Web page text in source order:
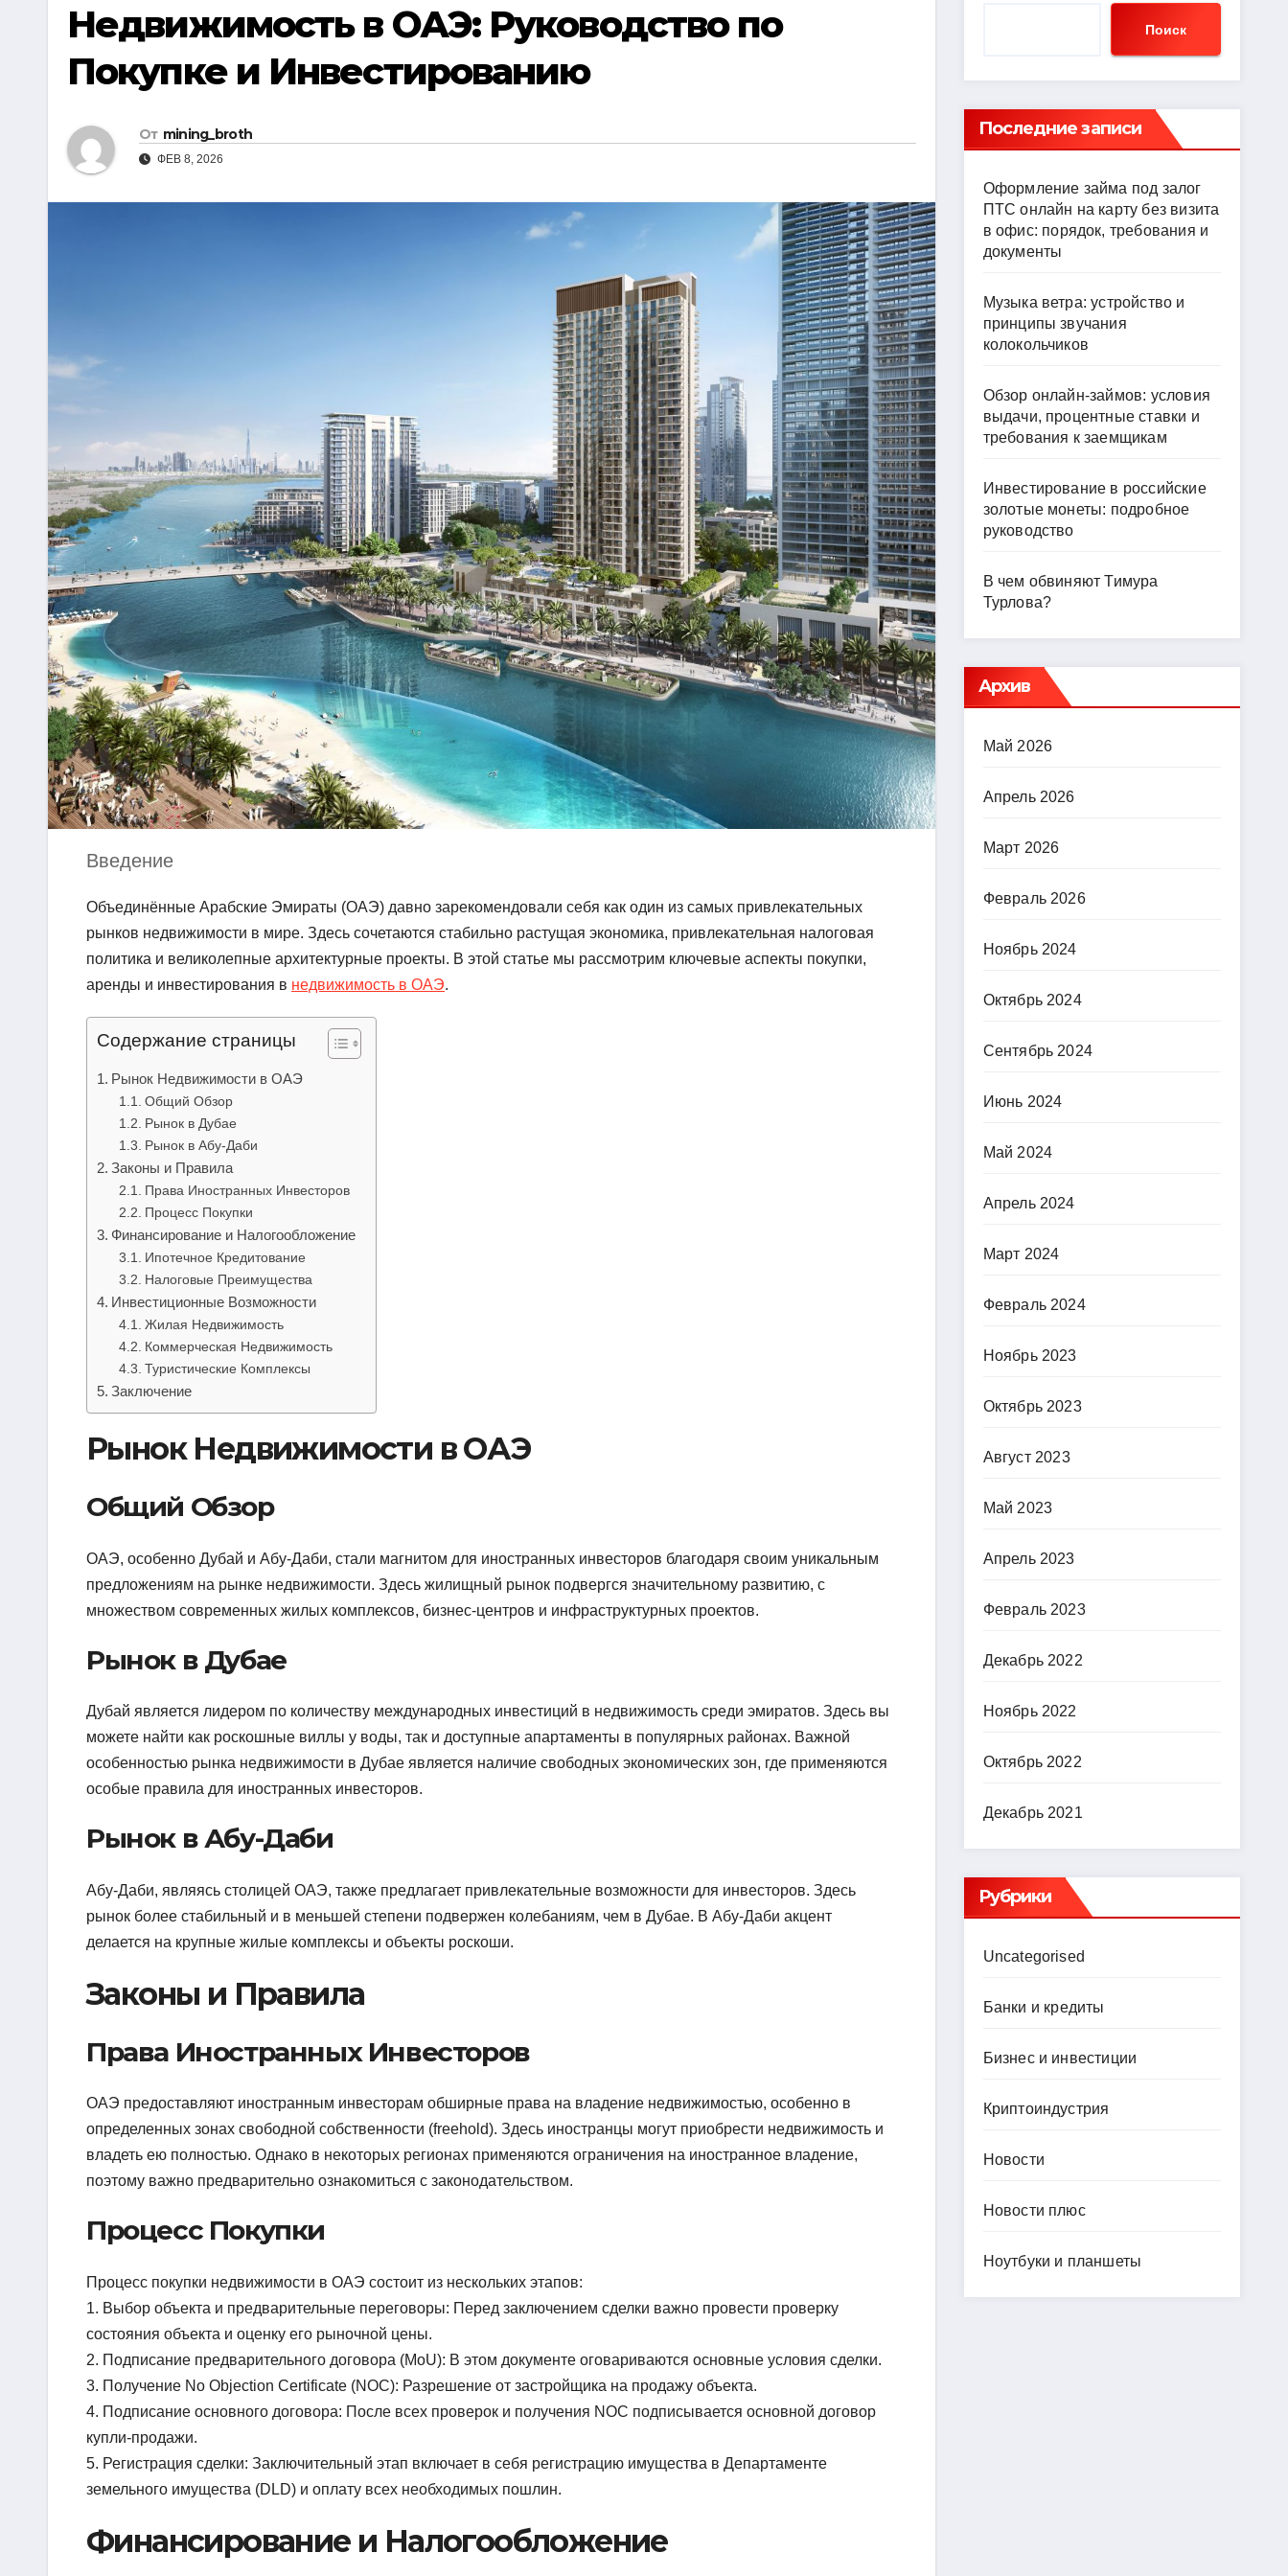
Недвижимость в ОАЭ: Руководство по
Покупке и Инвестированию
От mining_broth
ФЕВ 8, 2026
Введение
Объединённые Арабские Эмираты (ОАЭ) давно зарекомендовали себя как один из самых привлекательных
рынков недвижимости в мире. Здесь сочетаются стабильно растущая экономика, привлекательная налоговая
политика и великолепные архитектурные проекты. В этой статье мы рассмотрим ключевые аспекты покупки,
аренды и инвестирования в недвижимость в ОАЭ.
Содержание страницы
Рынок Недвижимости в ОАЭ
Общий Обзор
Рынок в Дубае
Рынок в Абу-Даби
Законы и Правила
Права Иностранных Инвесторов
Процесс Покупки
Финансирование и Налогообложение
Ипотечное Кредитование
Налоговые Преимущества
Инвестиционные Возможности
Жилая Недвижимость
Коммерческая Недвижимость
Туристические Комплексы
Заключение
Рынок Недвижимости в ОАЭ
Общий Обзор
ОАЭ, особенно Дубай и Абу-Даби, стали магнитом для иностранных инвесторов благодаря своим уникальным
предложениям на рынке недвижимости. Здесь жилищный рынок подвергся значительному развитию, с
множеством современных жилых комплексов, бизнес-центров и инфраструктурных проектов.
Рынок в Дубае
Дубай является лидером по количеству международных инвестиций в недвижимость среди эмиратов. Здесь вы
можете найти как роскошные виллы у воды, так и доступные апартаменты в популярных районах. Важной
особенностью рынка недвижимости в Дубае является наличие свободных экономических зон, где применяются
особые правила для иностранных инвесторов.
Рынок в Абу-Даби
Абу-Даби, являясь столицей ОАЭ, также предлагает привлекательные возможности для инвесторов. Здесь
рынок более стабильный и в меньшей степени подвержен колебаниям, чем в Дубае. В Абу-Даби акцент
делается на крупные жилые комплексы и объекты роскоши.
Законы и Правила
Права Иностранных Инвесторов
ОАЭ предоставляют иностранным инвесторам обширные права на владение недвижимостью, особенно в
определенных зонах свободной собственности (freehold). Здесь иностранцы могут приобрести недвижимость и
владеть ею полностью. Однако в некоторых регионах применяются ограничения на иностранное владение,
поэтому важно предварительно ознакомиться с законодательством.
Процесс Покупки
Процесс покупки недвижимости в ОАЭ состоит из нескольких этапов:
1. Выбор объекта и предварительные переговоры: Перед заключением сделки важно провести проверку
состояния объекта и оценку его рыночной цены.
2. Подписание предварительного договора (MoU): В этом документе оговариваются основные условия сделки.
3. Получение No Objection Certificate (NOC): Разрешение от застройщика на продажу объекта.
4. Подписание основного договора: После всех проверок и получения NOC подписывается основной договор
купли-продажи.
5. Регистрация сделки: Заключительный этап включает в себя регистрацию имущества в Департаменте
земельного имущества (DLD) и оплату всех необходимых пошлин.
Финансирование и Налогообложение
Поиск
Последние записи
Оформление займа под залог
ПТС онлайн на карту без визита
в офис: порядок, требования и
документы
Музыка ветра: устройство и
принципы звучания
колокольчиков
Обзор онлайн-займов: условия
выдачи, процентные ставки и
требования к заемщикам
Инвестирование в российские
золотые монеты: подробное
руководство
В чем обвиняют Тимура
Турлова?
Архив
Май 2026
Апрель 2026
Март 2026
Февраль 2026
Ноябрь 2024
Октябрь 2024
Сентябрь 2024
Июнь 2024
Май 2024
Апрель 2024
Март 2024
Февраль 2024
Ноябрь 2023
Октябрь 2023
Август 2023
Май 2023
Апрель 2023
Февраль 2023
Декабрь 2022
Ноябрь 2022
Октябрь 2022
Декабрь 2021
Рубрики
Uncategorised
Банки и кредиты
Бизнес и инвестиции
Криптоиндустрия
Новости
Новости плюс
Ноутбуки и планшеты